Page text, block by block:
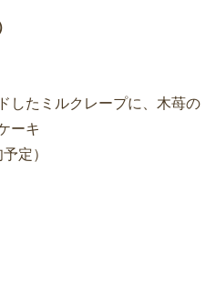
したミルクレープに、木苺の
ーキ
定）